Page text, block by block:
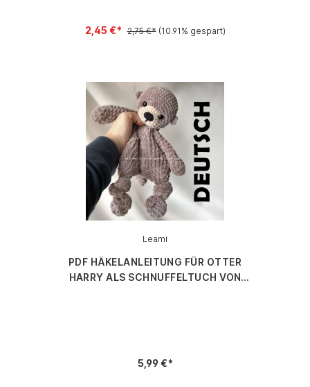
2,45 €* 2,75 €* (10.91% gespart)
Leami
PDF HÄKELANLEITUNG FÜR OTTER
HARRY ALS SCHNUFFELTUCH VON
5,99 €*